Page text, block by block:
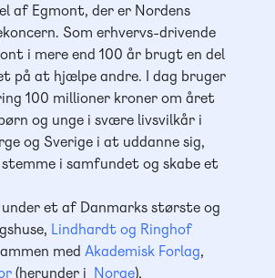
af Egmont, der er Nordens
Som erhvervs-drivende
i mere end 100 år brugt en del
på at hjælpe andre. I dag bruger
100 millioner kroner om året
og unge i svære livsvilkår i
og Sverige i at uddanne sig,
i samfundet og skabe et
et af Danmarks største og
Lindhardt og Ringhof
med Akademisk Forlag,
(herunder i Norge),